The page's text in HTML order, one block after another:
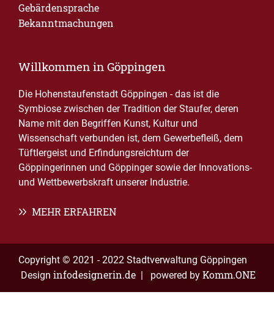
Gebärdensprache
Bekanntmachungen
Willkommen in Göppingen
Die Hohenstaufenstadt Göppingen - das ist die
Symbiose zwischen der Tradition der Staufer, deren
Name mit den Begriffen Kunst, Kultur und
Wissenschaft verbunden ist, dem Gewerbefleiß, dem
Tüftlergeist und Erfindungsreichtum der
Göppingerinnen und Göppinger sowie der Innovations-
und Wettbewerbskraft unserer Industrie.
MEHR ERFAHREN
Copyright © 2021 - 2022 Stadtverwaltung Göppingen
Design infodesignerin.de | powered by Komm.ONE